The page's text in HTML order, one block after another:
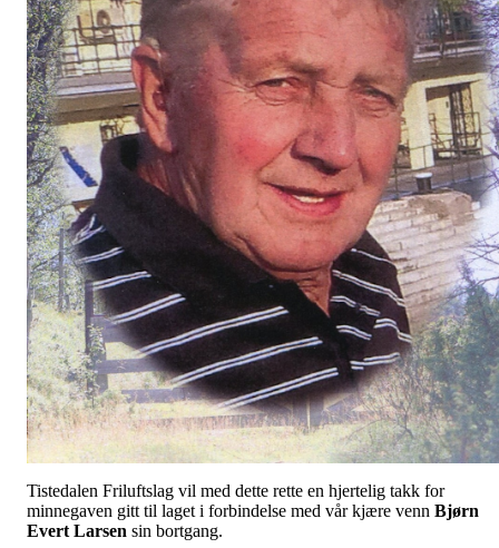
Tistedalen Friluftslag vil med dette rette en hjertelig takk for
minnegaven gitt til laget i forbindelse med vår kjære venn Bjørn
Evert Larsen sin bortgang.